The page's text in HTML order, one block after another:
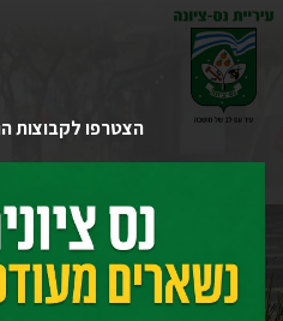
הצטרפו לקבוצות